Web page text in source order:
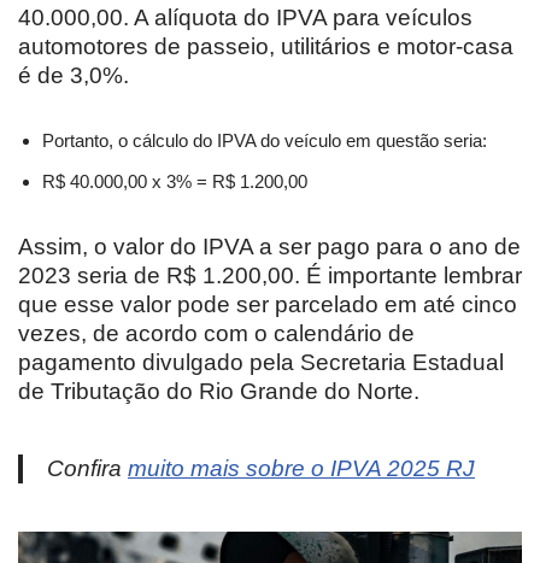
40.000,00. A alíquota do IPVA para veículos
automotores de passeio, utilitários e motor-casa
é de 3,0%.
Portanto, o cálculo do IPVA do veículo em questão seria:
R$ 40.000,00 x 3% = R$ 1.200,00
Assim, o valor do IPVA a ser pago para o ano de
2023 seria de R$ 1.200,00. É importante lembrar
que esse valor pode ser parcelado em até cinco
vezes, de acordo com o calendário de
pagamento divulgado pela Secretaria Estadual
de Tributação do Rio Grande do Norte.
Confira muito mais sobre o IPVA 2025 RJ